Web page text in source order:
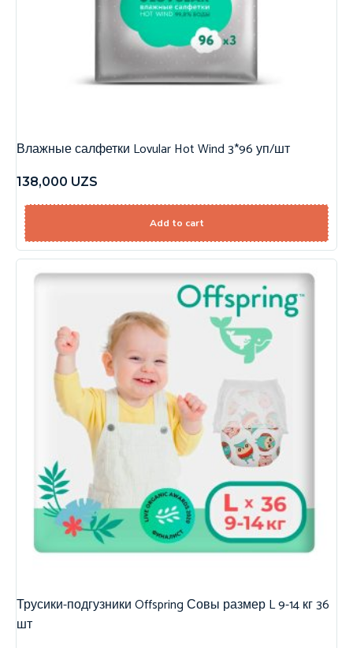
Влажные салфетки Lovular Hot Wind 3*96 уп/шт
138,000 UZS
Add to cart
Трусики-подгузники Offspring Совы размер L 9-14 кг 36
шт